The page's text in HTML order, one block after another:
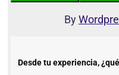
By
Desde tu experiencia,